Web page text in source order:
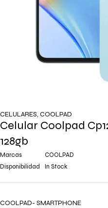
CELULARES, COOLPAD
Celular Coolpad
128gb
Marcas
COOLPAD
Disponibilidad
In Stock
COOLPAD- SMARTPHONE